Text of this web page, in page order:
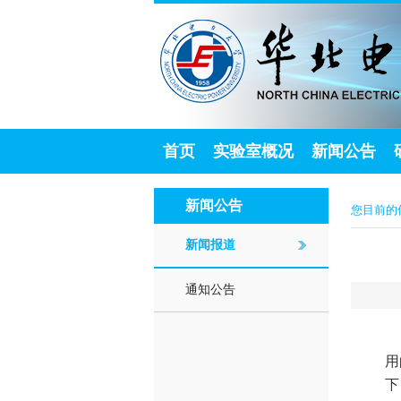
首页 实验室概况 新闻公告
新闻公告
新闻报道
通知公告
您目前